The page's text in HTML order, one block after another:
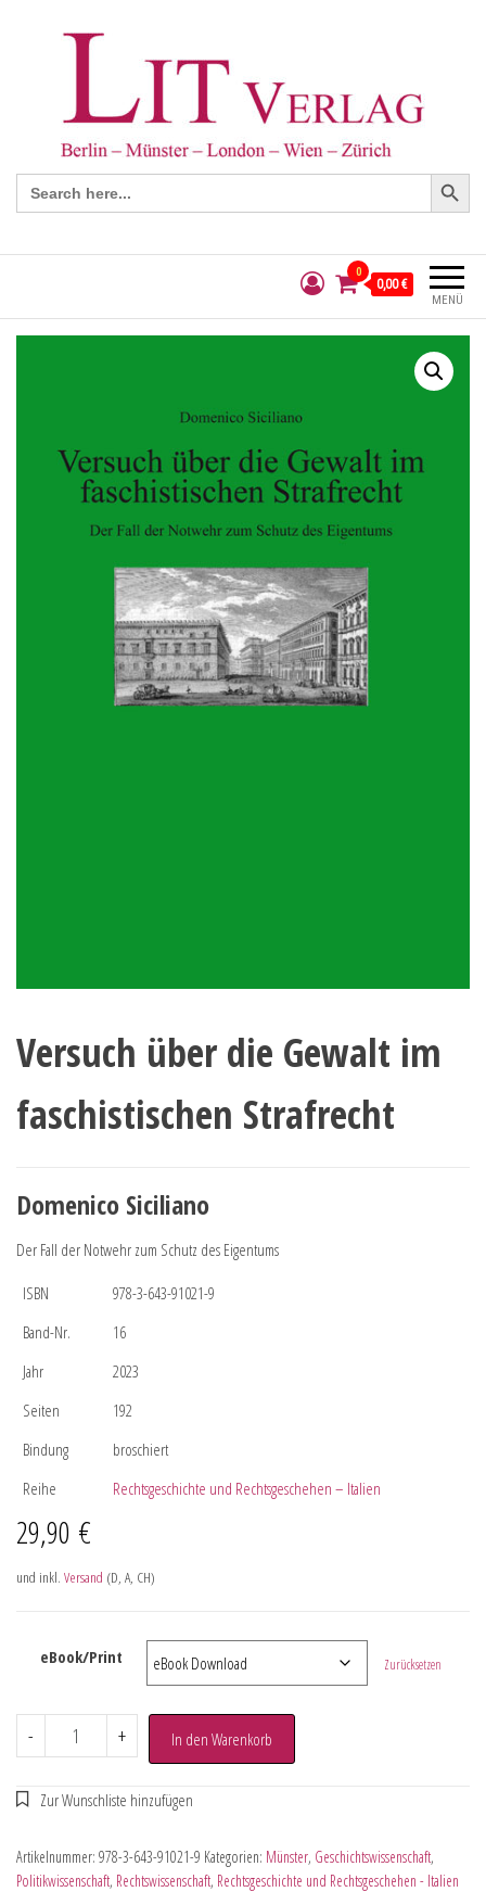
Search
for:
Search Button
MENÜ
0
0,00 €
Versuch über die Gewalt im
faschistischen Strafrecht
Domenico Siciliano
Der Fall der Notwehr zum Schutz des Eigentums
ISBN
978-3-643-91021-9
Band-Nr.
16
Jahr
2023
Seiten
192
Bindung
broschiert
Reihe
Rechtsgeschichte und Rechtsgeschehen – Italien
29,90 €
und inkl. Versand (D, A, CH)
eBook/Print Zurücksetzen
- + In den Warenkorb
Artikelnummer: 978-3-643-91021-9 Kategorien: Münster, Geschichtswissenschaft,
Politikwissenschaft, Rechtswissenschaft, Rechtsgeschichte und Rechtsgeschehen - Italien